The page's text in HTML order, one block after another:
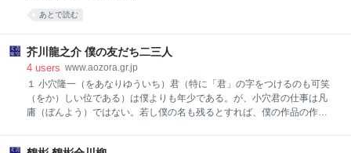
最初の著述であり、若かりし日の
あとで読む
芥川龍之介 僕の友だち二三人
4 users www.aozora.gr.jp
１ 小穴隆一（をあなりゆういち）君（特に「君」の字をつけるのも可笑
（をか）しい位である）は僕よりも年少である。が、小穴君の仕事は凡
庸（ぼんよう）ではない。若し僕の名も残るとすれば、僕の作品の作者